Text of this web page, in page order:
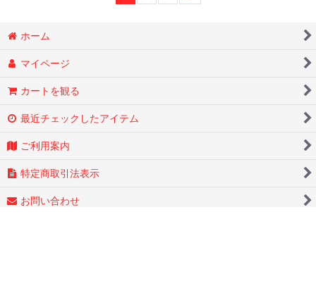
ホーム
マイページ
カートを観る
最近チェックしたアイテム
ご利用案内
特定商取引法表示
お問い合わせ